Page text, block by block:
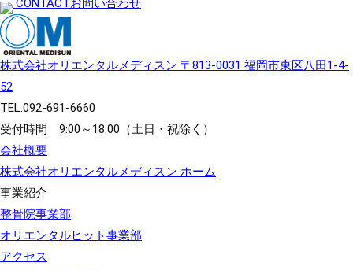
CONTACT お問い合わせ
株式会社オリエンタルメディスン 〒813-0031 福岡市東区八田1-4-
52
TEL.092-691-6660
受付時間 9:00～18:00（土日・祝除く）
会社概要
株式会社オリエンタルメディスン ホーム
事業紹介
整骨院事業部
オリエンタルヒット事業部
アクセス